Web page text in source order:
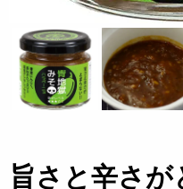
旨さと辛さが